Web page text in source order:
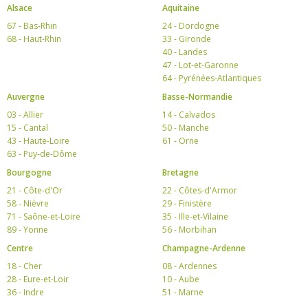
Alsace
67 - Bas-Rhin
68 - Haut-Rhin
Aquitaine
24 - Dordogne
33 - Gironde
40 - Landes
47 - Lot-et-Garonne
64 - Pyrénées-Atlantiques
Auvergne
03 - Allier
15 - Cantal
43 - Haute-Loire
63 - Puy-de-Dôme
Basse-Normandie
14 - Calvados
50 - Manche
61 - Orne
Bourgogne
21 - Côte-d'Or
58 - Nièvre
71 - Saône-et-Loire
89 - Yonne
Bretagne
22 - Côtes-d'Armor
29 - Finistère
35 - Ille-et-Vilaine
56 - Morbihan
Centre
18 - Cher
28 - Eure-et-Loir
36 - Indre
Champagne-Ardenne
08 - Ardennes
10 - Aube
51 - Marne